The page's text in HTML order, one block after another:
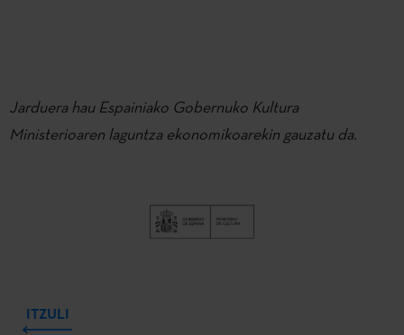
Jarduera hau Espainiako Gobernuko Kultura
Ministerioaren laguntza ekonomikoarekin gauzatu da.
ITZULI